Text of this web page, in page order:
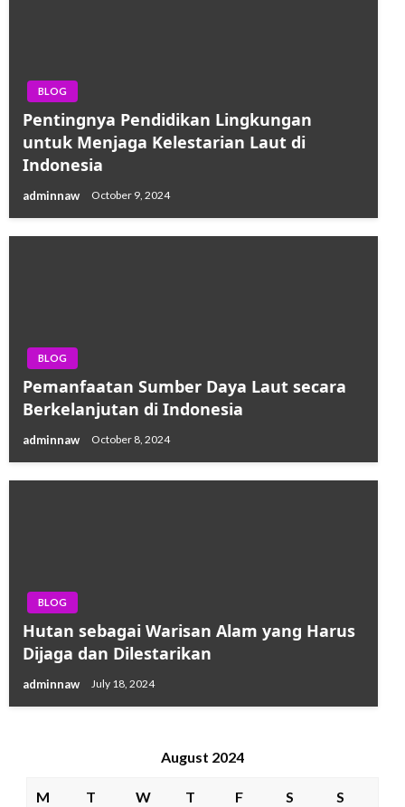
BLOG
Pentingnya Pendidikan Lingkungan
untuk Menjaga Kelestarian Laut di
Indonesia
adminnaw October 9, 2024
BLOG
Pemanfaatan Sumber Daya Laut secara
Berkelanjutan di Indonesia
adminnaw October 8, 2024
BLOG
Hutan sebagai Warisan Alam yang Harus
Dijaga dan Dilestarikan
adminnaw July 18, 2024
August 2024
M T W T F S S